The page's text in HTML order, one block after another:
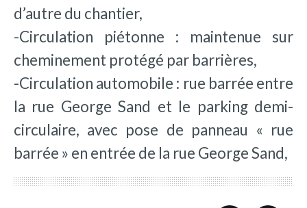
d’autre du chantier,
-Circulation piétonne : maintenue sur
cheminement protégé par barrières,
-Circulation automobile : rue barrée entre
la rue George Sand et le parking demi-
circulaire, avec pose de panneau « rue
barrée » en entrée de la rue George Sand,